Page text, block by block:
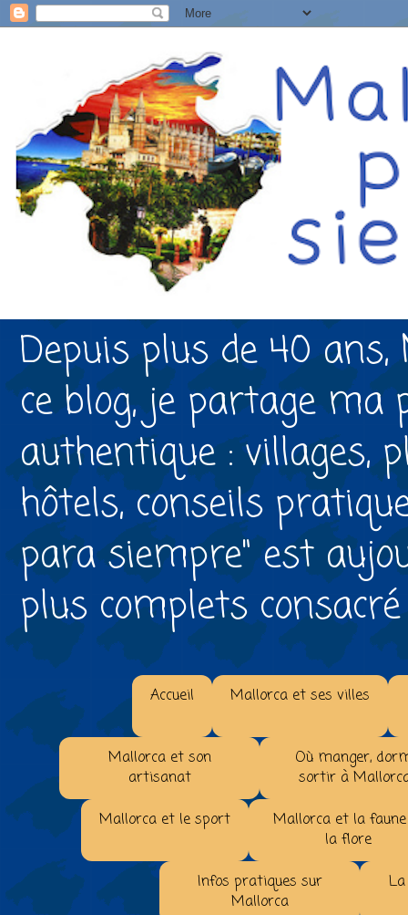
Depuis plus de 40
ce blog, je partage
authentique : villages,
hôtels, conseils
para siempre" est
plus complets consacré
Accueil Mallorca et ses villes
Mallorca et son
artisanat
Où manger,
sortir à
Mallorca et le sport
Mallorca et la
la flore
Infos pratiques sur
Mallorca